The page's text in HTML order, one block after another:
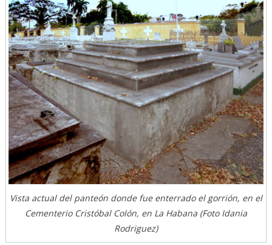
Vista actual del panteón donde fue enterrado el gorrión, en el
Cementerio Cristóbal Colón, en La Habana (Foto Idania
Rodriguez)